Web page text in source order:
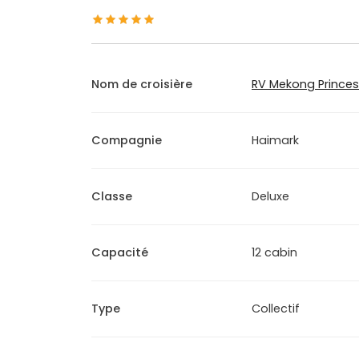
Nom de croisière RV Mekong
Compagnie Haimark
Classe Deluxe
Capacité 12 cabin
Type Collectif